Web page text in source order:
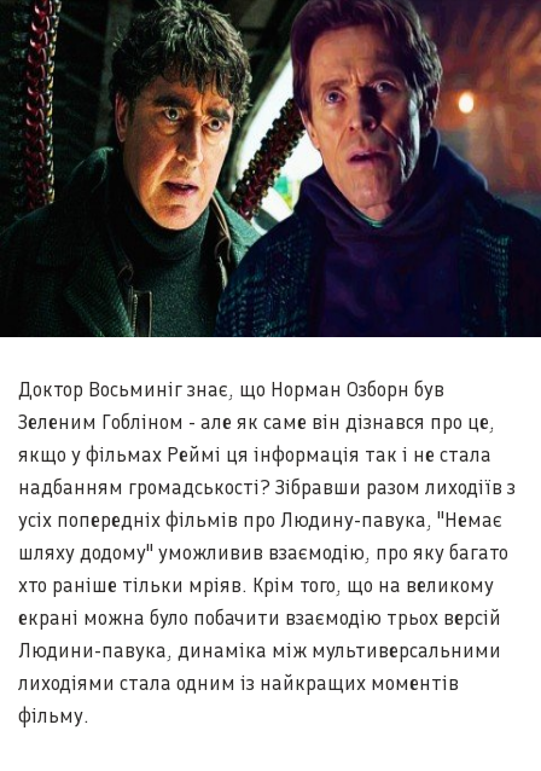
Доктор Восьминіг знає, що Норман Озборн був
Зеленим Гобліном - але як саме він дізнався про це,
якщо у фільмах Реймі ця інформація так і не стала
надбанням громадськості? Зібравши разом лиходіїв з
усіх попередніх фільмів про Людину-павука, "Немає
шляху додому" уможливив взаємодію, про яку багато
хто раніше тільки мріяв. Крім того, що на великому
екрані можна було побачити взаємодію трьох версій
Людини-павука, динаміка між мультиверсальними
лиходіями стала одним із найкращих моментів
фільму.